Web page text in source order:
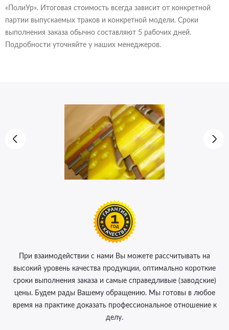
«ПолиУр». Итоговая стоимость всегда зависит от конкретной
партии выпускаемых траков и конкретной модели. Сроки
выполнения заказа обычно составляют 5 рабочих дней.
Подробности уточняйте у наших менеджеров.
При взаимодействии с нами Вы можете рассчитывать на
высокий уровень качества продукции, оптимально короткие
сроки выполнения заказа и самые справедливые (заводские)
цены. Будем рады Вашему обращению. Мы готовы в любое
время на практике доказать профессиональное отношение к
делу.